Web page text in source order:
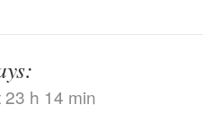
h 14 min